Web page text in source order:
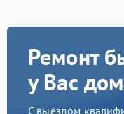
Ремонт
у Вас
С выездом